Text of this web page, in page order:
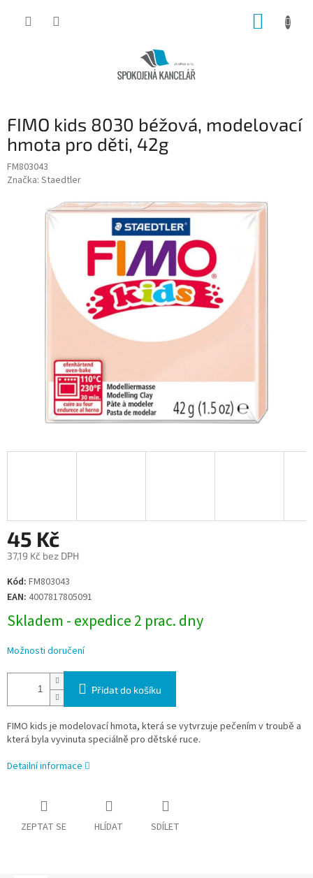
FIMO kids 8030 béžová, modelovací
hmota pro děti, 42g
FM803043
Značka: Staedtler
45 Kč
37,19 Kč bez DPH
Měrná
cena:
Kód: FM803043
EAN: 4007817805091
Skladem - expedice 2 prac. dny
Možnosti doručení
Přidat do košíku
FIMO kids je modelovací hmota, která se vytvrzuje pečením v troubě a
která byla vyvinuta speciálně pro dětské ruce.
Detailní informace
ZEPTAT SE HLÍDAT SDÍLET